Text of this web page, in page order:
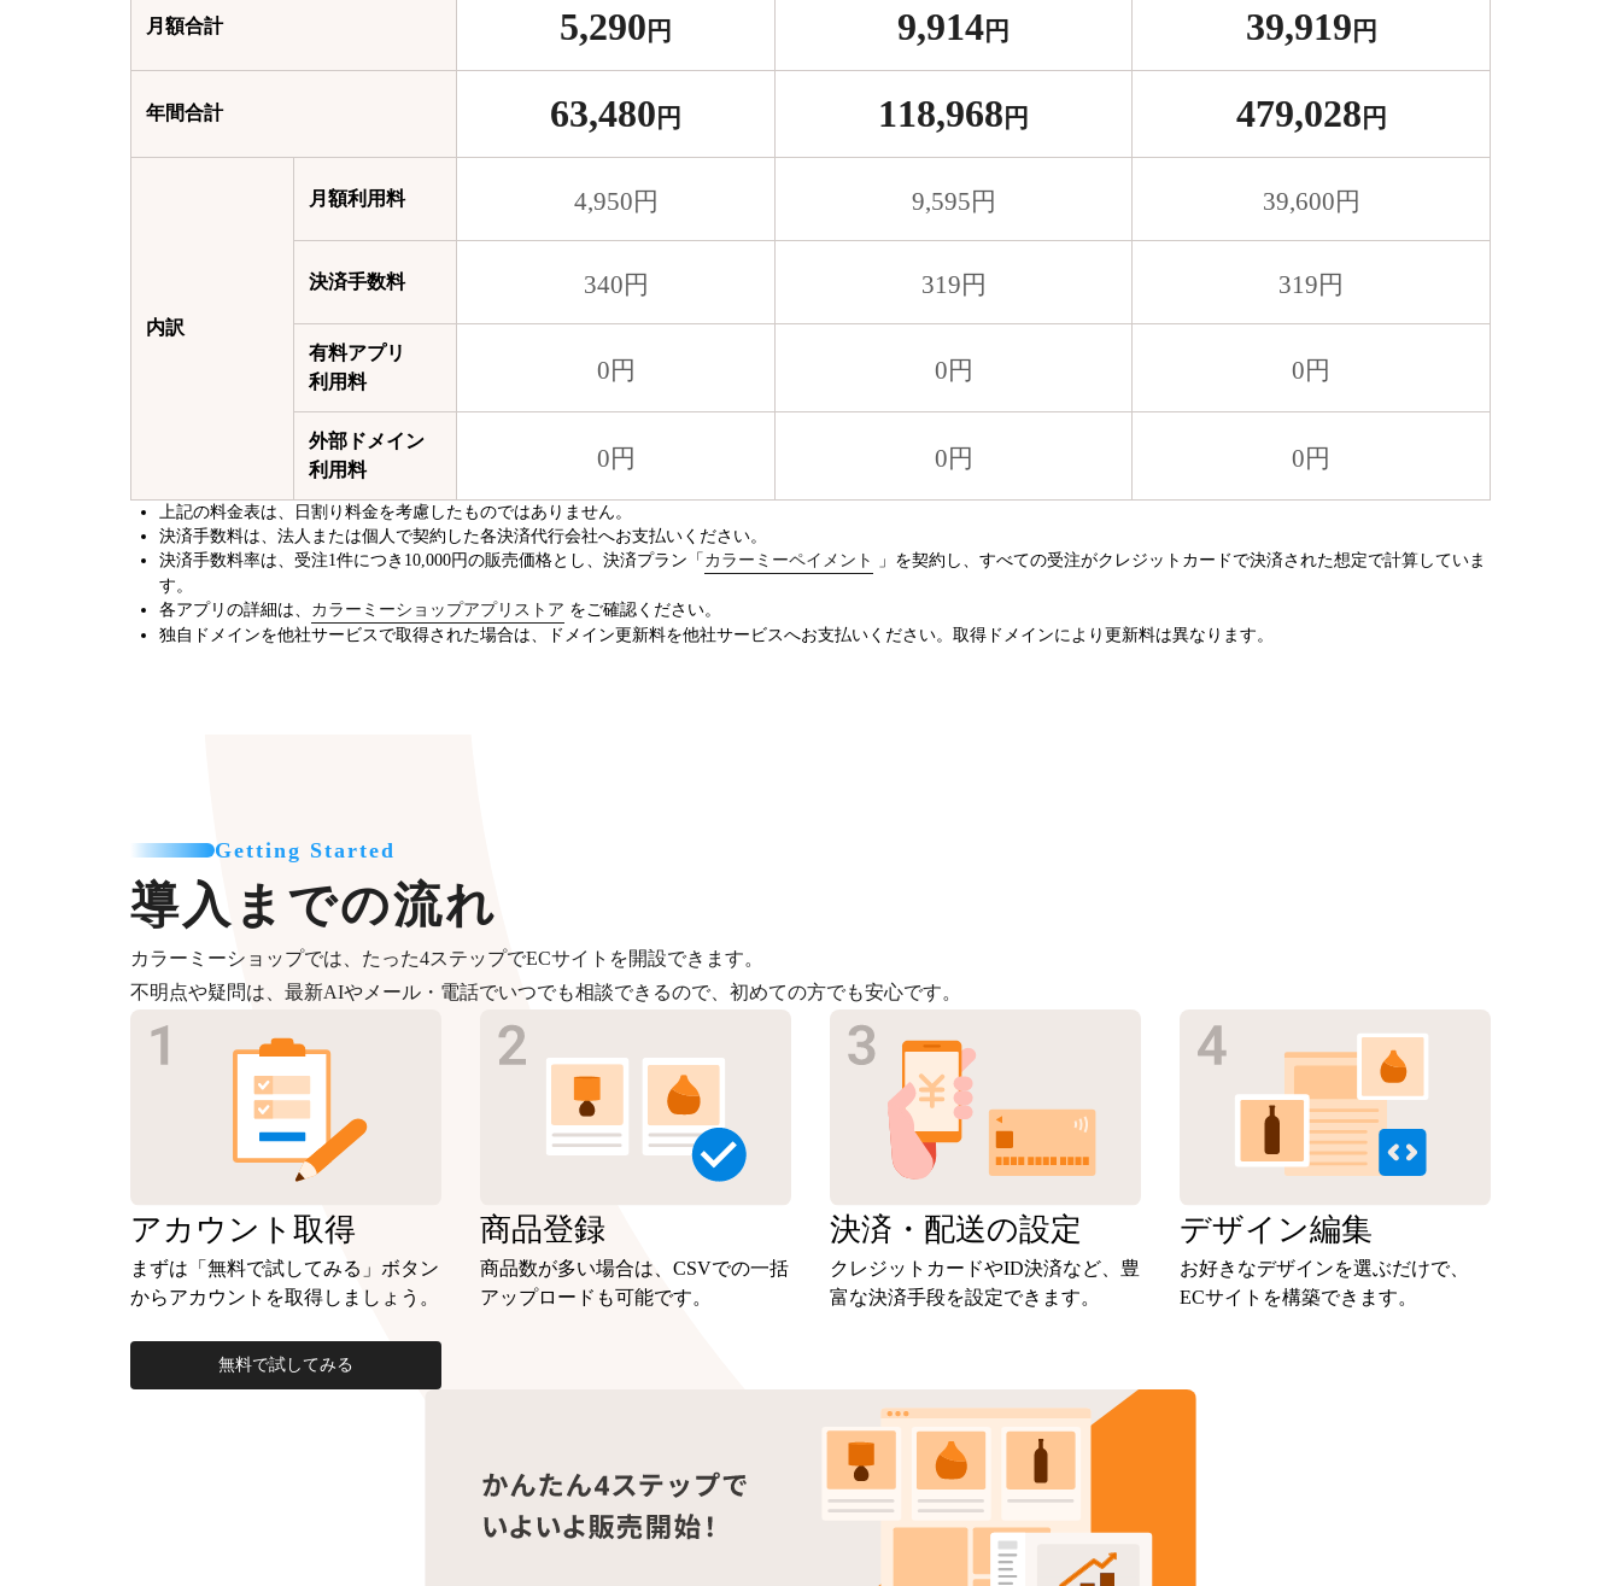
月額合計 5,290 円 9,914円 39,919 円
年間合計 63,480 円 118,968 円 479,028 円
内訳
月額利用料 4,950円 9,595円 39,600円
決済手数料 340円 319円 319円
有料アプリ
利用料
0円 0円 0円
外部ドメイン
利用料
0円 0円 0円
上記の料金表は、日割り料金を考慮したものではありません。
決済手数料は、法人または個人で契約した各決済代行会社へお支払いください。
決済手数料率は、受注1件につき10,000円の販売価格とし、決済プラン「 カラーミーペイメント
」を契約し、すべての受注がクレジットカードで決済された想定で計算していま
す。
各アプリの詳細は、 カラーミーショップアプリストア をご確認ください。
独自ドメインを他社サービスで取得された場合は、ドメイン更新料を他社サービスへお支払いください。取得ドメインにより更新料は異なります。
Getting Started
導入までの流れ
カラーミーショップでは、たった4ステップでECサイトを開設できます。
不明点や疑問は、最新AIやメール・電話でいつでも相談できるので、初めての方でも安心です。
アカウント 取得
まずは「無料で試してみる」ボタン
からアカウントを取得しましょう。
無料で試してみる
商品登録
商品数が多い場合は、CSVでの一括
アップロードも可能です。
決済・ 配送の設定
クレジットカードやID決済など、豊
富な決済手段を設定できます。
デザイン編集
お好きなデザインを選ぶだけで、
ECサイトを構築できます。